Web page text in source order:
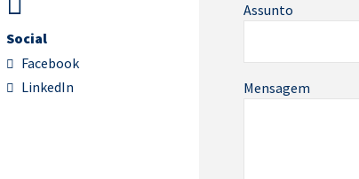
Social
Facebook
LinkedIn
Assunto
Mensagem